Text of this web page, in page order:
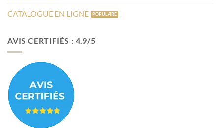
CATALOGUE EN LIGNE
AVIS CERTIFIÉS : 4.9/5